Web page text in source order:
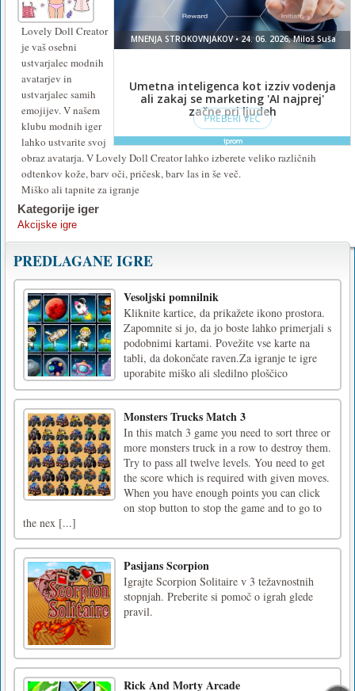
Lovely Doll Creator
je vaš osebni
ustvarjalec modnih
avatarjev in
ustvarjalec samih
emojijev. V našem
klubu modnih iger
lahko ustvarite svoj
obraz avatarja. V Lovely Doll Creator lahko izberete veliko različnih
odtenkov kože, barv oči, pričesk, barv las in še več.
Miško ali tapnite za igranje
Kategorije iger
Akcijske igre
PREDLAGANE IGRE
Vesoljski pomnilnik
Kliknite kartice, da prikažete ikono prostora.
Zapomnite si jo, da jo boste lahko primerjali s
podobnimi kartami. Povežite vse karte na
tabli, da dokončate raven.Za igranje te igre
uporabite miško ali sledilno ploščico
Monsters Trucks Match 3
In this match 3 game you need to sort three or
more monsters truck in a row to destroy them.
Try to pass all twelve levels. You need to get
the score which is required with given moves.
When you have enough points you can click
on stop button to stop the game and to go to
the nex [...]
Pasijans Scorpion
Igrajte Scorpion Solitaire v 3 težavnostnih
stopnjah. Preberite si pomoč o igrah glede
pravil.
Rick And Morty Arcade